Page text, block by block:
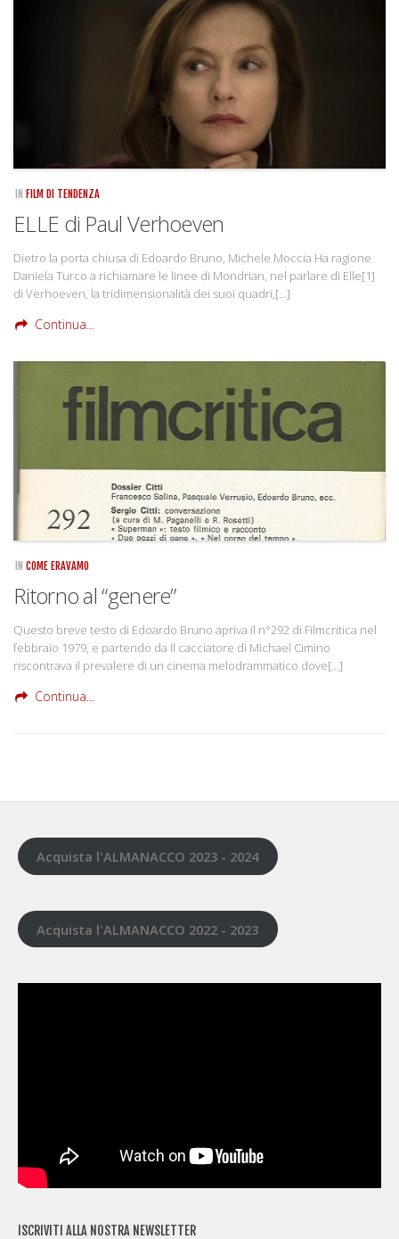
IN FILM DI TENDENZA
ELLE di Paul Verhoeven
Dietro la porta chiusa di Edoardo Bruno, Michele Moccia Ha ragione
Daniela Turco a richiamare le linee di Mondrian, nel parlare di Elle[1]
di Verhoeven, la tridimensionalità dei suoi quadri,[…]
Continua...
IN COME ERAVAMO
Ritorno al “genere”
Questo breve testo di Edoardo Bruno apriva il n°292 di Filmcritica nel
febbraio 1979, e partendo da Il cacciatore di Michael Cimino
riscontrava il prevalere di un cinema melodrammatico dove[…]
Continua...
Acquista l'ALMANACCO 2023 - 2024
Acquista l'ALMANACCO 2022 - 2023
ISCRIVITI ALLA NOSTRA NEWSLETTER